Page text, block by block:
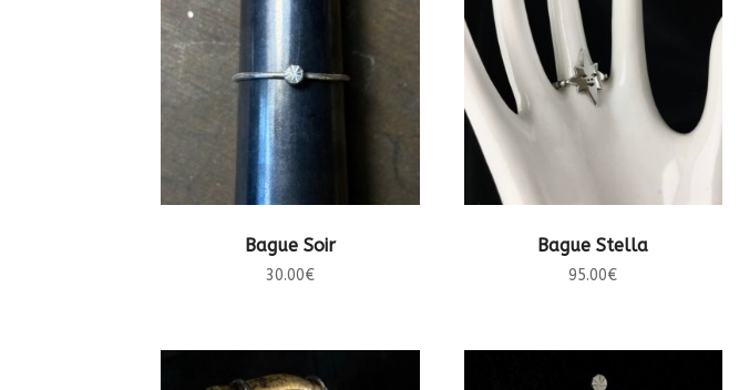
CHOIX DES OPTIONS
Bague Soir
30.00€
CHOIX DES OPTIONS
Bague Stella
95.00€